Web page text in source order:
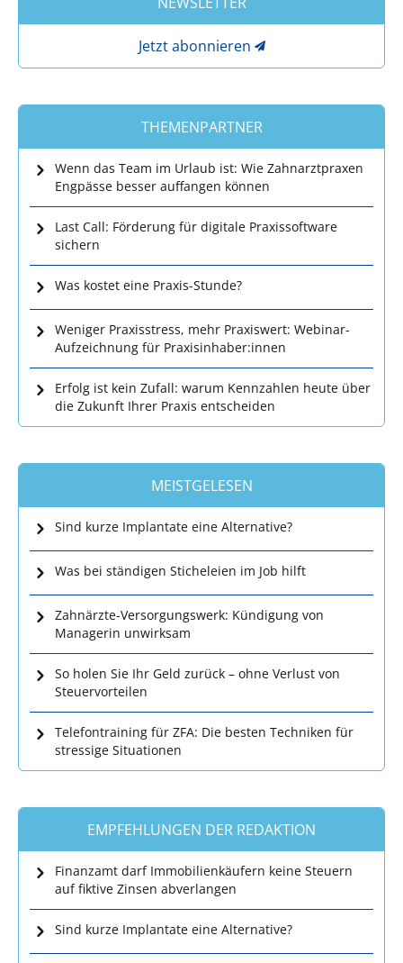
Jetzt abonnieren
THEMENPARTNER
Wenn das Team im Urlaub ist: Wie Zahnarztpraxen
Engpässe besser auffangen können
Last Call: Förderung für digitale Praxissoftware
sichern
Was kostet eine Praxis-Stunde?
Weniger Praxisstress, mehr Praxiswert: Webinar-
Aufzeichnung für Praxisinhaber:innen
Erfolg ist kein Zufall: warum Kennzahlen heute über
die Zukunft Ihrer Praxis entscheiden
MEISTGELESEN
Sind kurze Implantate eine Alternative?
Was bei ständigen Sticheleien im Job hilft
Zahnärzte-Versorgungswerk: Kündigung von
Managerin unwirksam
So holen Sie Ihr Geld zurück – ohne Verlust von
Steuervorteilen
Telefontraining für ZFA: Die besten Techniken für
stressige Situationen
EMPFEHLUNGEN DER REDAKTION
Finanzamt darf Immobilienkäufern keine Steuern
auf fiktive Zinsen abverlangen
Sind kurze Implantate eine Alternative?